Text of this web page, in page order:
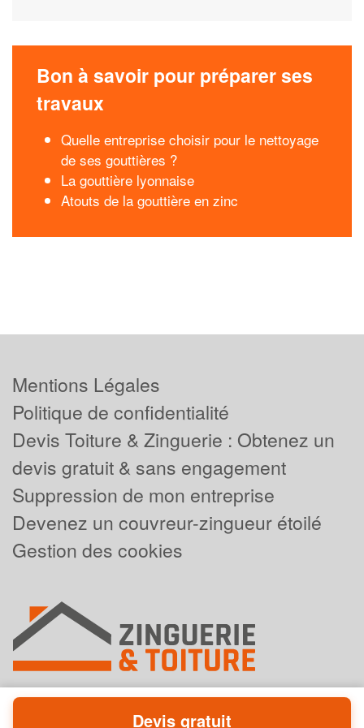
Bon à savoir pour préparer ses
travaux
Quelle entreprise choisir pour le nettoyage
de ses gouttières ?
La gouttière lyonnaise
Atouts de la gouttière en zinc
Mentions Légales
Politique de confidentialité
Devis Toiture & Zinguerie : Obtenez un
devis gratuit & sans engagement
Suppression de mon entreprise
Devenez un couvreur-zingueur étoilé
Gestion des cookies
Devis gratuit